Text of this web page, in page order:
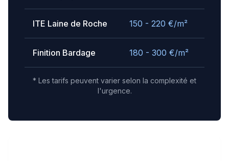
ITE Laine de Roche 150 - 220 €/m²
Finition Bardage 180 - 300 €/m²
* Les tarifs peuvent varier selon la complexité et
l'urgence.